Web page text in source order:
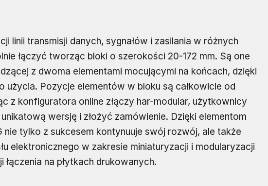
linii transmisji danych, sygnałów i zasilania w różnych
łączyć tworząc bloki o szerokości 20-172 mm. Są one
z dwoma elementami mocującymi na końcach, dzięki
użycia. Pozycje elementów w bloku są całkowicie od
z konfiguratora online złączy har-modular, użytkownicy
wersję i złożyć zamówienie. Dzięki elementom
nie tylko z sukcesem kontynuuje swój rozwój, ale także
elektronicznego w zakresie miniaturyzacji i modularyzacji
na płytkach drukowanych.